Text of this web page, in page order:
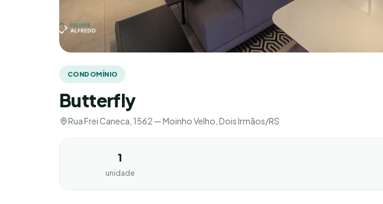
CONDOMÍNIO
Butterfly
Rua Frei Caneca, 1562 — Moinho Velho, Dois Irmãos/RS
1
unidade